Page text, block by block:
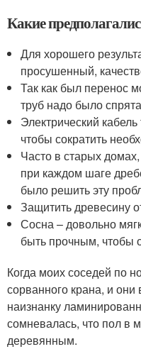
Какие
Для хорошего
просушенный,
Так как был перенос
труб надо было
Электрический
чтобы сократить
Часто в старых
при каждом шаге
было решить эту
Защитить древесину
Сосна – довольно
быть прочным, чтобы
Когда моих соседей по
сорванного крана, и
наизнанку
сомневалась, что пол в
деревянным.